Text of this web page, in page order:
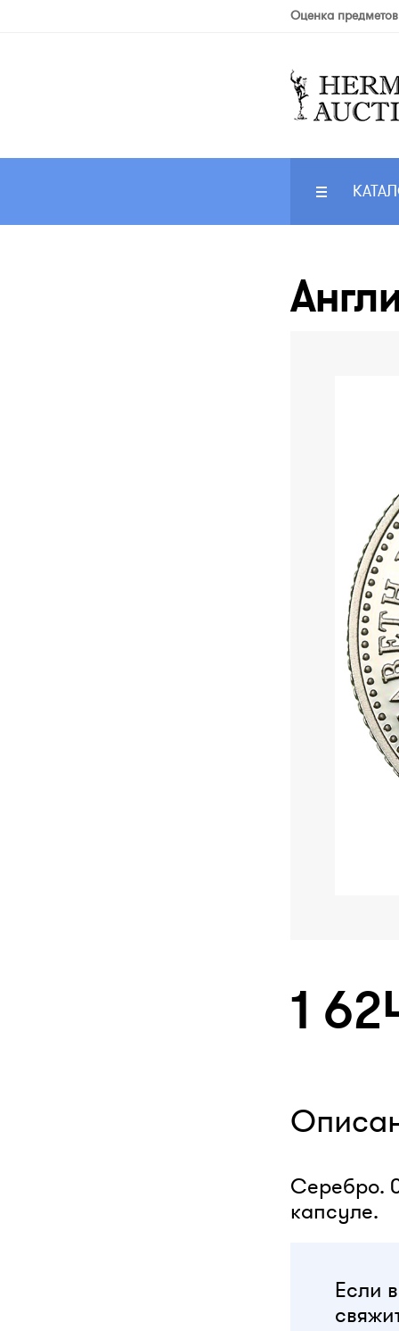
Оценка
1
Серебро.
капсуле.
Если